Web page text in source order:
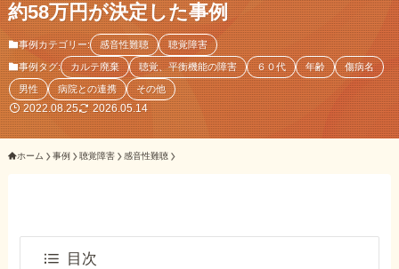
選ばれる3つの理由
初回相談料0円・受給後報酬型
サポート料金について
県内 No.1 の豊富な知識と経験
約58万円が決定した事例
事例カテゴリー: 感音性難聴 聴覚障害
事例タグ: カルテ廃棄 聴覚、平衡機能の障害 ６０代 年齢 傷病名
男性 病院との連携 その他
2022.08.25 2026.05.14
ホーム 事例 聴覚障害 感音性難聴
目次